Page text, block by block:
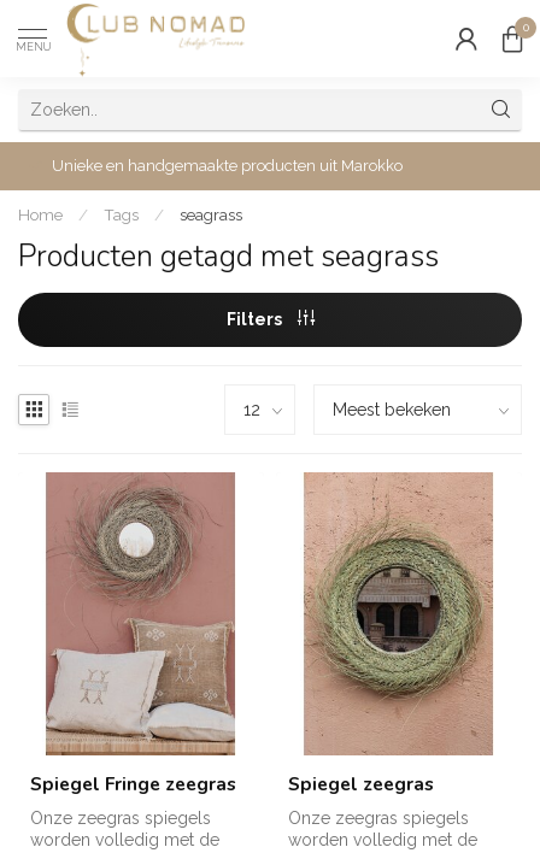
MENU
0
Unieke en handgemaakte producten uit Marokko
Home / Tags / seagrass
Producten getagd met seagrass
Filters
Spiegel Fringe zeegras
Onze zeegras spiegels
worden volledig met de
Spiegel zeegras
Onze zeegras spiegels
worden volledig met de